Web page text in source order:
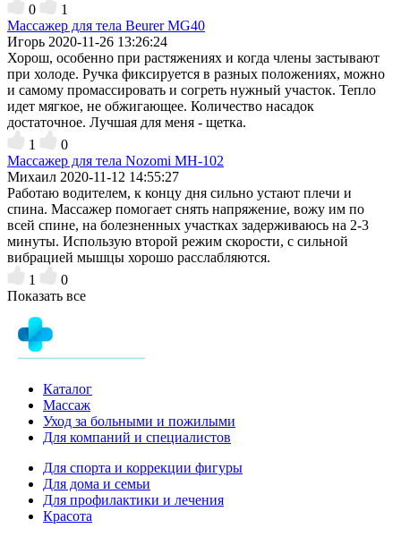
0
1
Массажер для тела Beurer MG40
Игорь 2020-11-26 13:26:24
Хорош, особенно при растяжениях и когда члены застывают
при холоде. Ручка фиксируется в разных положениях, можно
и самому промассировать и согреть нужный участок. Тепло
идет мягкое, не обжигающее. Количество насадок
достаточное. Лучшая для меня - щетка.
1
0
Массажер для тела Nozomi MH-102
Михаил 2020-11-12 14:55:27
Работаю водителем, к концу дня сильно устают плечи и
спина. Массажер помогает снять напряжение, вожу им по
всей спине, на болезненных участках задерживаюсь на 2-3
минуты. Использую второй режим скорости, с сильной
вибрацией мышцы хорошо расслабляются.
1
0
Показать все
Каталог
Массаж
Уход за больными и пожилыми
Для компаний и специалистов
Для спорта и коррекции фигуры
Для дома и семьи
Для профилактики и лечения
Красота